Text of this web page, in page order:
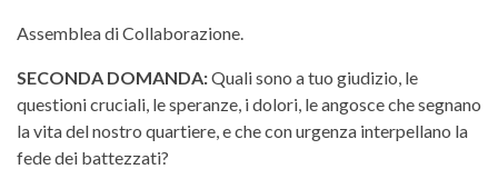
Assemblea di Collaborazione.
SECONDA DOMANDA:Quali sono a tuo giudizio, le
questioni cruciali, le speranze, i dolori, le angosce che segnano
la vita del nostro quartiere, e che con urgenza interpellano la
fede dei battezzati?